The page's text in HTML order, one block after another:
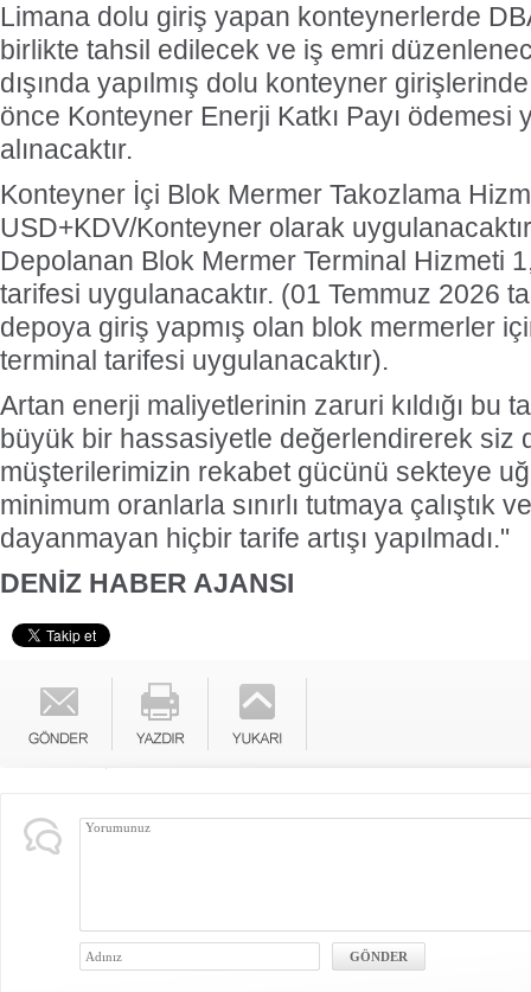
Limana dolu giriş yapan konteynerlerde
birlikte tahsil edilecek ve iş emri
dışında yapılmış dolu konteyner
önce Konteyner Enerji Katkı Payı ödemesi
alınacaktır.
Konteyner İçi Blok Mermer Takozlama
USD+KDV/Konteyner olarak
Depolanan Blok Mermer Terminal Hizmeti
tarifesi uygulanacaktır. (01 Temmuz 2026
depoya giriş yapmış olan blok mermerler
terminal tarifesi uygulanacaktır).
Artan enerji maliyetlerinin zaruri kıldığı bu
büyük bir hassasiyetle değerlendirerek siz
müşterilerimizin rekabet gücünü sekteye
minimum oranlarla sınırlı tutmaya çalıştık
dayanmayan hiçbir tarife artışı yapılmadı."
DENİZ HABER AJANSI